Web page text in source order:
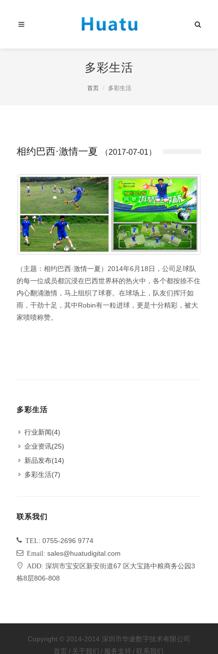
多彩生活
首页 多彩生活
相约巴西·激情一夏 （2017-07-01）
（主题：相约巴西·激情一夏）2014年6月18日，公司足球队
的每一位成员都沉浸在巴西世界杯的热火中，各个都按捺不住
内心翻涌激情，马上组织了球赛。在球场上，队友们挥汗如
雨，干劲十足，其中Robin有一粒进球，更是十分精彩，被大
家啧啧称赞。
多彩生活
行业新闻(4)
企业资讯(25)
新品发布(14)
多彩生活(7)
联系我们
TEL: 0755-2696 9774
Email: sales@huatudigital.com
ADD: 深圳市宝安区新安街道67 区大宝路中粮商务公园3
栋8层806-808
Copyright © 2014-2014 深圳市华途数字技术有限公司
首页 / 关于我们 / 服务支持 / 联系我们